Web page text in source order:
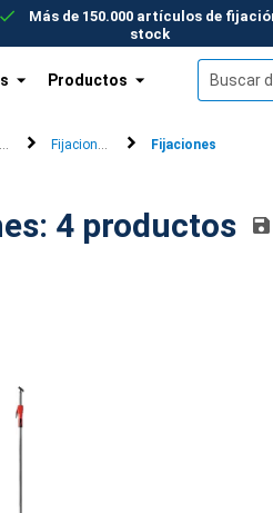
Más de 150.000 artículos de
stock
Productos
Fijaciones Fijaciones
Fijaciones: 4 productos